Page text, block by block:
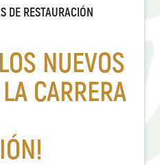
DE RESTAURACIÓN
NUEVOS
CARRERA